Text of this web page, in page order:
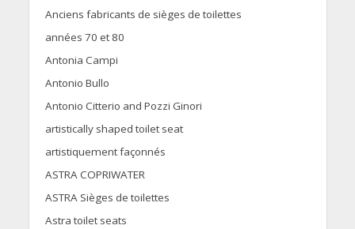
Anciens fabricants de sièges de toilettes
années 70 et 80
Antonia Campi
Antonio Bullo
Antonio Citterio and Pozzi Ginori
artistically shaped toilet seat
artistiquement façonnés
ASTRA COPRIWATER
ASTRA Sièges de toilettes
Astra toilet seats